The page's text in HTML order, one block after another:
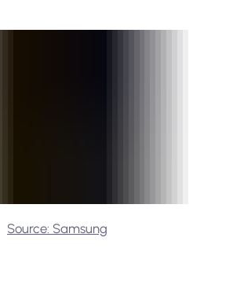
Source: Samsung